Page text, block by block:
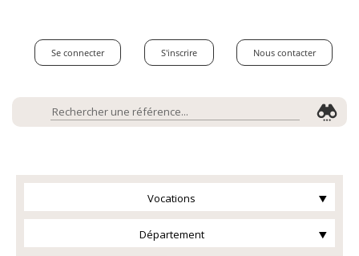
Se connecter S'inscrire Nous contacter
Vocations
Département